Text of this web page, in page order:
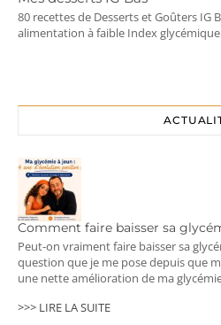
80 recettes de Desserts et Goûters IG
alimentation à faible Index
Comment faire baisser sa
Peut-on vraiment faire baisser sa
question que je me pose depuis que
une nette amélioration de ma
>>> LIRE LA SUITE